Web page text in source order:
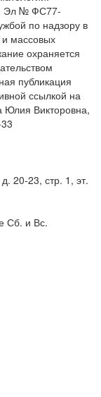
Эл № ФС77-
по надзору в
массовых
охраняется
публикация
ссылкой на
Юлия Викторовна,
20-23, стр. 1, эт.
Сб. и Вс.